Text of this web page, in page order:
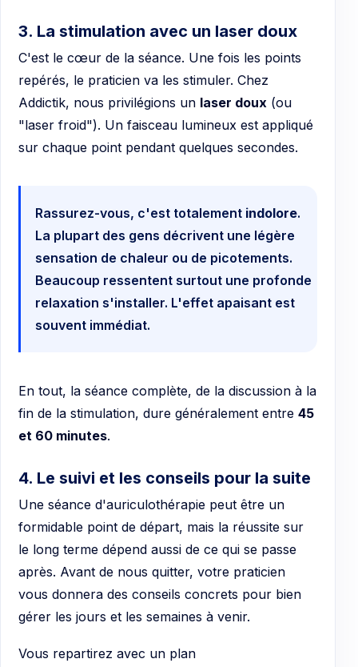
3. La stimulation avec un laser doux
C'est le cœur de la séance. Une fois les points
repérés, le praticien va les stimuler. Chez
Addictik, nous privilégions un laser doux (ou
"laser froid"). Un faisceau lumineux est appliqué
sur chaque point pendant quelques secondes.
Rassurez-vous, c'est totalement indolore.
La plupart des gens décrivent une légère
sensation de chaleur ou de picotements.
Beaucoup ressentent surtout une profonde
relaxation s'installer. L'effet apaisant est
souvent immédiat.
En tout, la séance complète, de la discussion à la
fin de la stimulation, dure généralement entre 45
et 60 minutes.
4. Le suivi et les conseils pour la suite
Une séance d'auriculothérapie peut être un
formidable point de départ, mais la réussite sur
le long terme dépend aussi de ce qui se passe
après. Avant de nous quitter, votre praticien
vous donnera des conseils concrets pour bien
gérer les jours et les semaines à venir.
Vous repartirez avec un plan